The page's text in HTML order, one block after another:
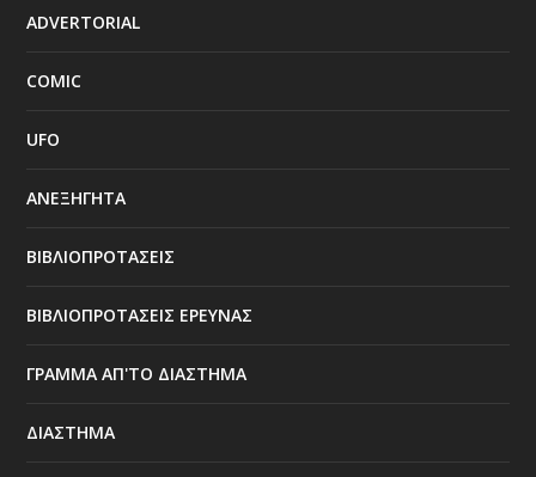
ADVERTORIAL
COMIC
UFO
ΑΝΕΞΗΓΗΤΑ
ΒΙΒΛΙΟΠΡΟΤΑΣΕΙΣ
ΒΙΒΛΙΟΠΡΟΤΑΣΕΙΣ ΕΡΕΥΝΑΣ
ΓΡΑΜΜΑ ΑΠ'ΤΟ ΔΙΑΣΤΗΜΑ
ΔΙΑΣΤΗΜΑ